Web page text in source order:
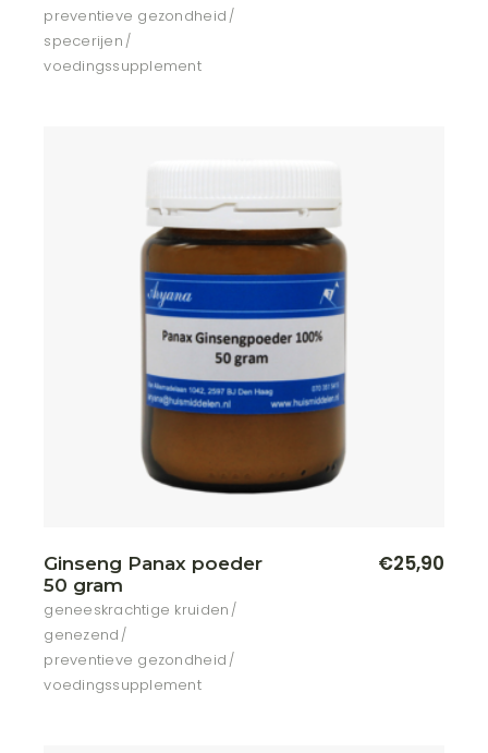
preventieve gezondheid
specerijen
voedingssupplement
Ginseng Panax poeder
50 gram
geneeskrachtige kruiden
genezend
preventieve gezondheid
voedingssupplement
€25,90